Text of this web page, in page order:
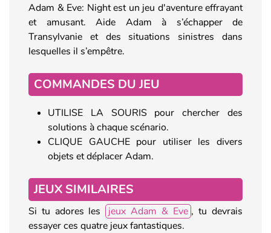
Adam & Eve: Night est un jeu d'aventure effrayant
et amusant. Aide Adam à s’échapper de
Transylvanie et des situations sinistres dans
lesquelles il s’empêtre.
COMMANDES DU JEU
UTILISE LA SOURIS pour chercher des
solutions à chaque scénario.
CLIQUE GAUCHE pour utiliser les divers
objets et déplacer Adam.
JEUX SIMILAIRES
Si tu adores les jeux Adam & Eve , tu devrais
essayer ces quatre jeux fantastiques.